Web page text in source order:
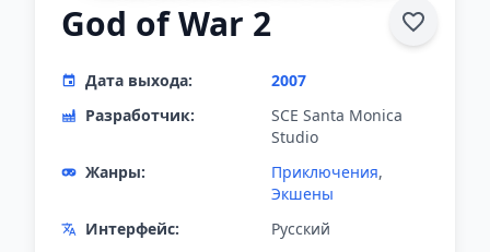
God of War 2
Дата выхода:
2007
Разработчик:
SCE Santa Monica
Studio
Жанры:
Приключения,
Экшены
Интерфейс:
Русский